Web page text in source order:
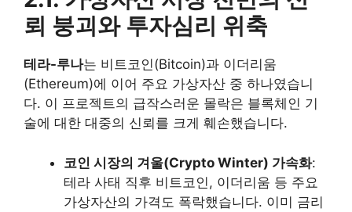
뢰 붕괴와 투자심리 위축
테라-루나는 비트코인(Bitcoin)과 이더리움
(Ethereum)에 이어 주요 가상자산 중 하나였습니
다. 이 프로젝트의 급작스러운 몰락은 블록체인 기
술에 대한 대중의 신뢰를 크게 훼손했습니다.
코인 시장의 겨울(Crypto Winter) 가속화:
테라 사태 직후 비트코인, 이더리움 등 주요
가상자산의 가격도 폭락했습니다. 이미 금리